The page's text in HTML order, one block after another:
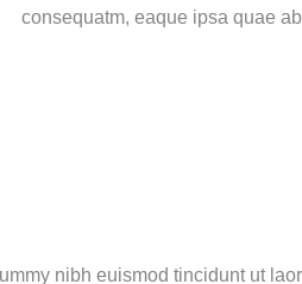
consequatm, eaque ipsa quae
nibh euismod tincidunt ut